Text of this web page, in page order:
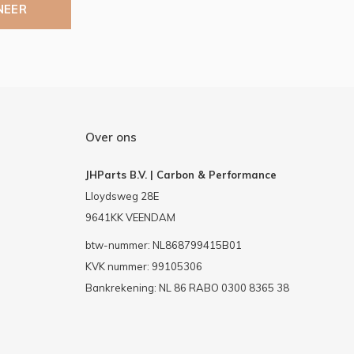
Over ons
JHParts B.V. | Carbon & Performance
Lloydsweg 28E
9641KK VEENDAM
btw-nummer: NL868799415B01
KVK nummer: 99105306
Bankrekening: NL 86 RABO 0300 8365 38